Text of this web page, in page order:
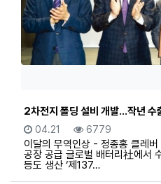
2차전지 폴딩 설비 개발…작년
등록일
04.21 조회
6779
이달의 무역인상 - 정종홍 클레버
공장 공급 글로벌 배터리社에서
등도 생산 ‘제137…